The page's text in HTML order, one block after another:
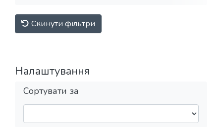
Скинути фільтри
Налаштування
Сортувати за